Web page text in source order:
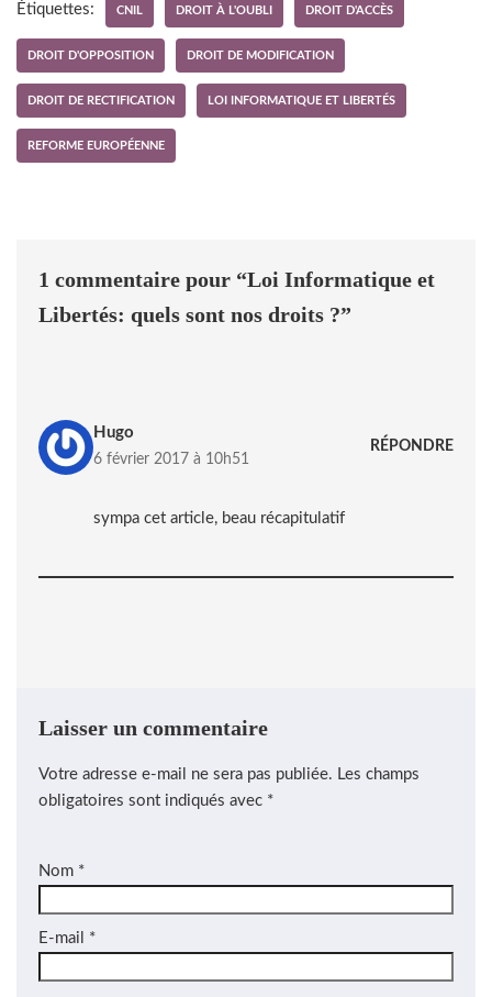
Étiquettes: CNIL DROIT À L'OUBLI DROIT D'ACCÈS
DROIT D'OPPOSITION DROIT DE MODIFICATION
DROIT DE RECTIFICATION LOI INFORMATIQUE ET LIBERTÉS
REFORME EUROPÉENNE
1 commentaire pour “Loi Informatique et
Libertés: quels sont nos droits ?”
Hugo
6 février 2017 à 10h51
RÉPONDRE
sympa cet article, beau récapitulatif
Laisser un commentaire
Votre adresse e-mail ne sera pas publiée. Les champs
obligatoires sont indiqués avec *
Nom *
E-mail *